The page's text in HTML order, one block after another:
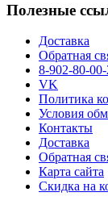
Полезные
Доставка
Обратная
8-902-80-
VK
Политика
Условия
Контакты
Доставка
Обратная
Карта сайта
Скидка на